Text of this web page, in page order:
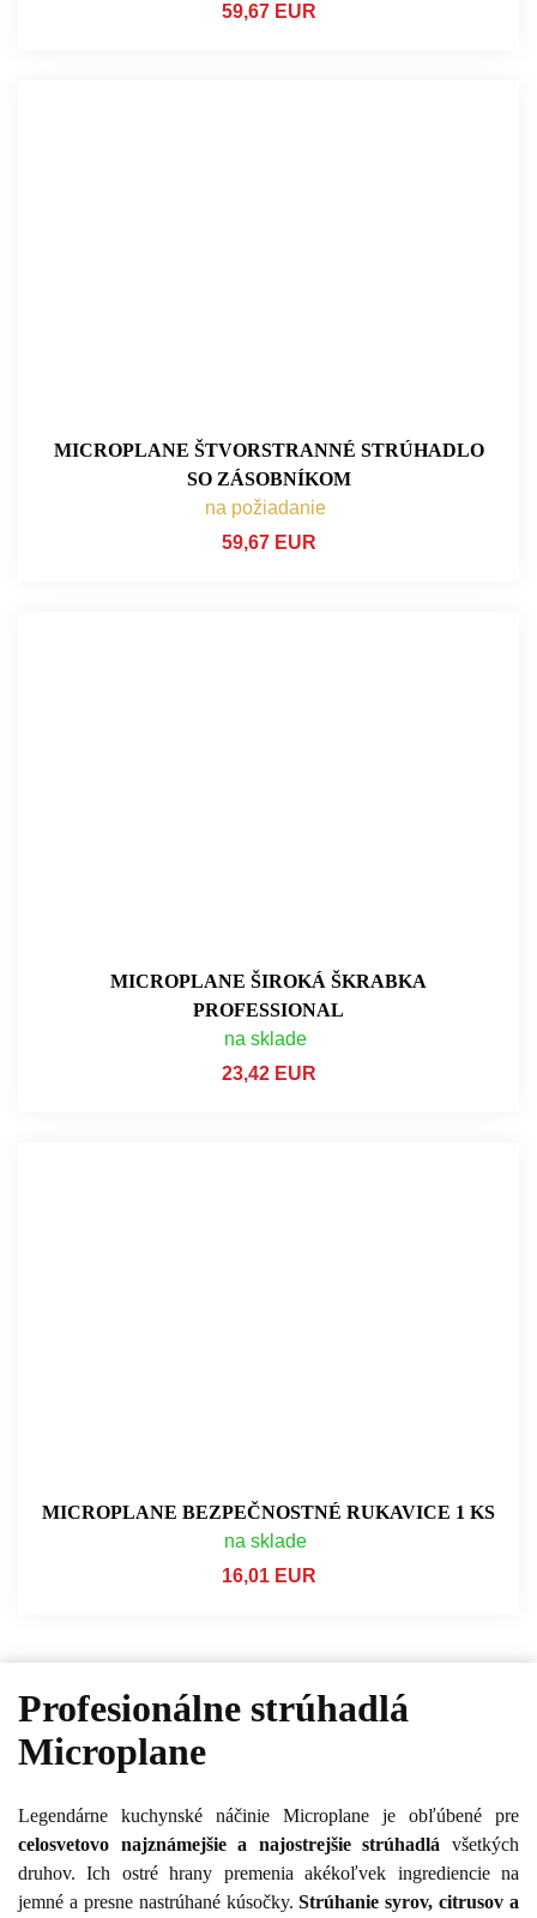
59,67 EUR
MICROPLANE ŠTVORSTRANNÉ STRÚHADLO
SO ZÁSOBNÍKOM
na požiadanie
59,67 EUR
MICROPLANE ŠIROKÁ ŠKRABKA
PROFESSIONAL
na sklade
23,42 EUR
MICROPLANE BEZPEČNOSTNÉ RUKAVICE 1 KS
na sklade
16,01 EUR
Profesionálne strúhadlá
Microplane
Legendárne kuchynské náčinie Microplane je obľúbené pre
celosvetovo najznámejšie a najostrejšie strúhadlá všetkých
druhov. Ich ostré hrany premenia akékoľvek ingrediencie na
jemné a presne nastrúhané kúsočky.Strúhanie syrov, citrusov a